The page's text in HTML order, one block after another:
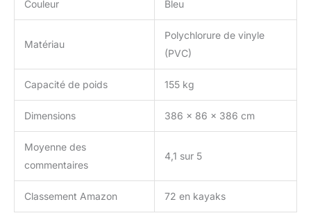
Couleur Bleu
Matériau
Polychlorure de vinyle
(PVC)
Capacité de poids 155 kg
Dimensions 386 x 86 x 386 cm
Moyenne des
commentaires
4,1 sur 5
Classement Amazon 72 en kayaks